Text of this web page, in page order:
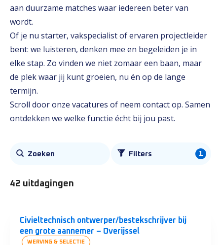
aan duurzame matches waar iedereen beter van
wordt.
Of je nu starter, vakspecialist of ervaren projectleider
bent: we luisteren, denken mee en begeleiden je in
elke stap. Zo vinden we niet zomaar een baan, maar
de plek waar jij kunt groeien, nu én op de lange
termijn.
Scroll door onze vacatures of neem contact op. Samen
ontdekken we welke functie écht bij jou past.
Alle
42 uitdagingen
Zoeken Filters 1
Civieltechnisch ontwerper/bestekschrijver bij
een grote aannemer – Overijssel
WERVING & SELECTIE